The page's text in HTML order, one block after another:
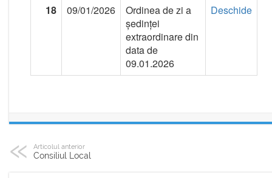
Articolul anterior
Consiliul Local